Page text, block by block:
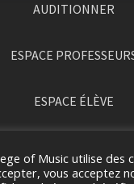
AUDITIONNER
ESPACE
ESPACE ÉLÈVE
of Music utilise des
vous acceptez